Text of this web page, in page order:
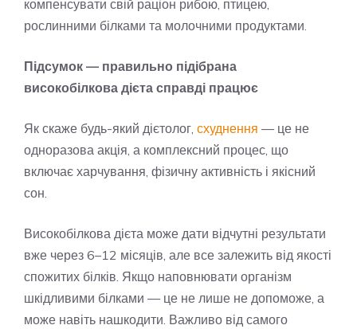
компенсувати свій раціон рибою, птицею,
рослинними білками та молочними продуктами.
Підсумок — правильно підібрана
високобілкова дієта справді працює
Як скаже будь-який дієтолог, схуднення — це не
одноразова акція, а комплексний процес, що
включає харчування, фізичну активність і якісний
сон.
Високобілкова дієта може дати відчутні результати
вже через 6–12 місяців, але все залежить від якості
спожитих білків. Якщо наповнювати організм
шкідливими білками — це не лише не допоможе, а
може навіть нашкодити. Важливо від самого